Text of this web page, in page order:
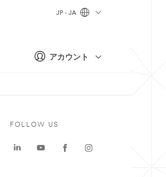
アカウント
JP - JA
FOLLOW US